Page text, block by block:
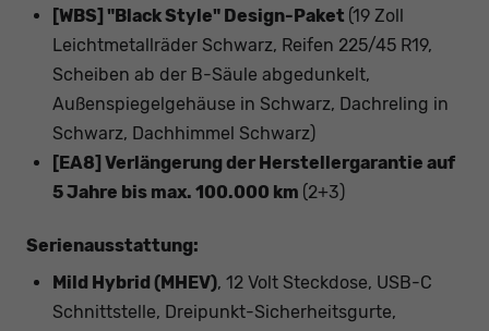
[WBS] "Black Style" Design-Paket (19 Zoll
Leichtmetallräder Schwarz, Reifen 225/45 R19,
Scheiben ab der B-Säule abgedunkelt,
Außenspiegelgehäuse in Schwarz, Dachreling in
Schwarz, Dachhimmel Schwarz)
[EA8] Verlängerung der Herstellergarantie auf
5 Jahre bis max. 100.000 km (2+3)
Serienausstattung:
Mild Hybrid (MHEV), 12 Volt Steckdose, USB-C
Schnittstelle, Dreipunkt-Sicherheitsgurte,